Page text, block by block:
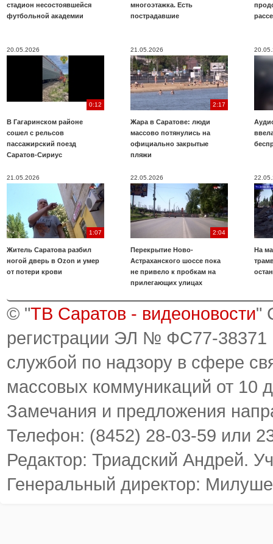
стадион несостоявшейся
футбольной академии
многоэтажка. Есть
пострадавшие
20.05.2026
0:12
В Гагаринском районе
сошел с рельсов
пассажирский поезд
Саратов-Сириус
21.05.2026
2:17
Жара в Саратове: люди
массово потянулись на
официально закрытые
пляжи
21.05.2026
1:07
Житель Саратова разбил
ногой дверь в Ozon и умер
от потери крови
22.05.2026
2:04
Перекрытие Ново-
Астраханского шоссе пока
не привело к пробкам на
прилегающих улицах
На
© "ТВ Саратов - видеоновости"
регистрации ЭЛ № ФС77-38371
службой по надзору в сфере
массовых коммуникаций от 10
Замечания и предложения
Телефон: (8452) 28-03-59 или
Редактор: Триадский Андрей.
Генеральный директор: